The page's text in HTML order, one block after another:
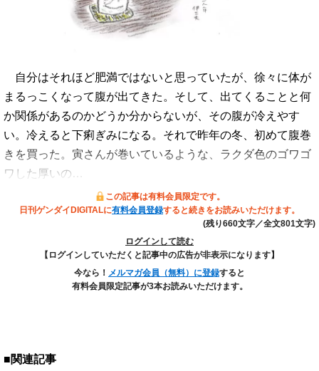
自分はそれほど肥満ではないと思っていたが、徐々に体が
まるっこくなって腹が出てきた。そして、出てくることと何
か関係があるのかどうか分からないが、その腹が冷えやす
い。冷えると下痢ぎみになる。それで昨年の冬、初めて腹巻
きを買った。寅さんが巻いているような、ラクダ色のゴワゴ
ワした厚いの…
この記事は有料会員限定です。
日刊ゲンダイDIGITALに有料会員登録すると続きをお読みいただけます。
(残り660文字／全文801文字)
ログインして読む
【ログインしていただくと記事中の広告が非表示になります】
今なら！ メルマガ会員（無料）に登録すると
有料会員限定記事が3本お読みいただけます。
■関連記事